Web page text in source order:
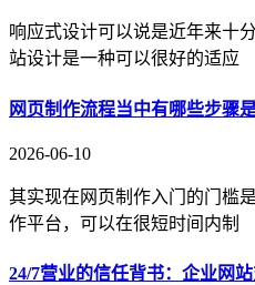
响应式设计可以说是近年来十
站设计是一种可以很好的适应
网页制作流程当中有哪些步骤
2026-06-10
其实现在网页制作入门的门槛
作平台，可以在很短时间内制
24/7营业的信任背书：企业网